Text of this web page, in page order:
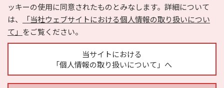
ッキーの使用に同意されたものとみなします。詳細について
は、
「当社ウェブサイトにおける個人情報の取り扱いについ
て」 をご覧ください。
当サイトにおける
「個人情報の取り扱いについて」へ
Copyright © HYOJITO.Co.,Ltd. All Rights Reserved.